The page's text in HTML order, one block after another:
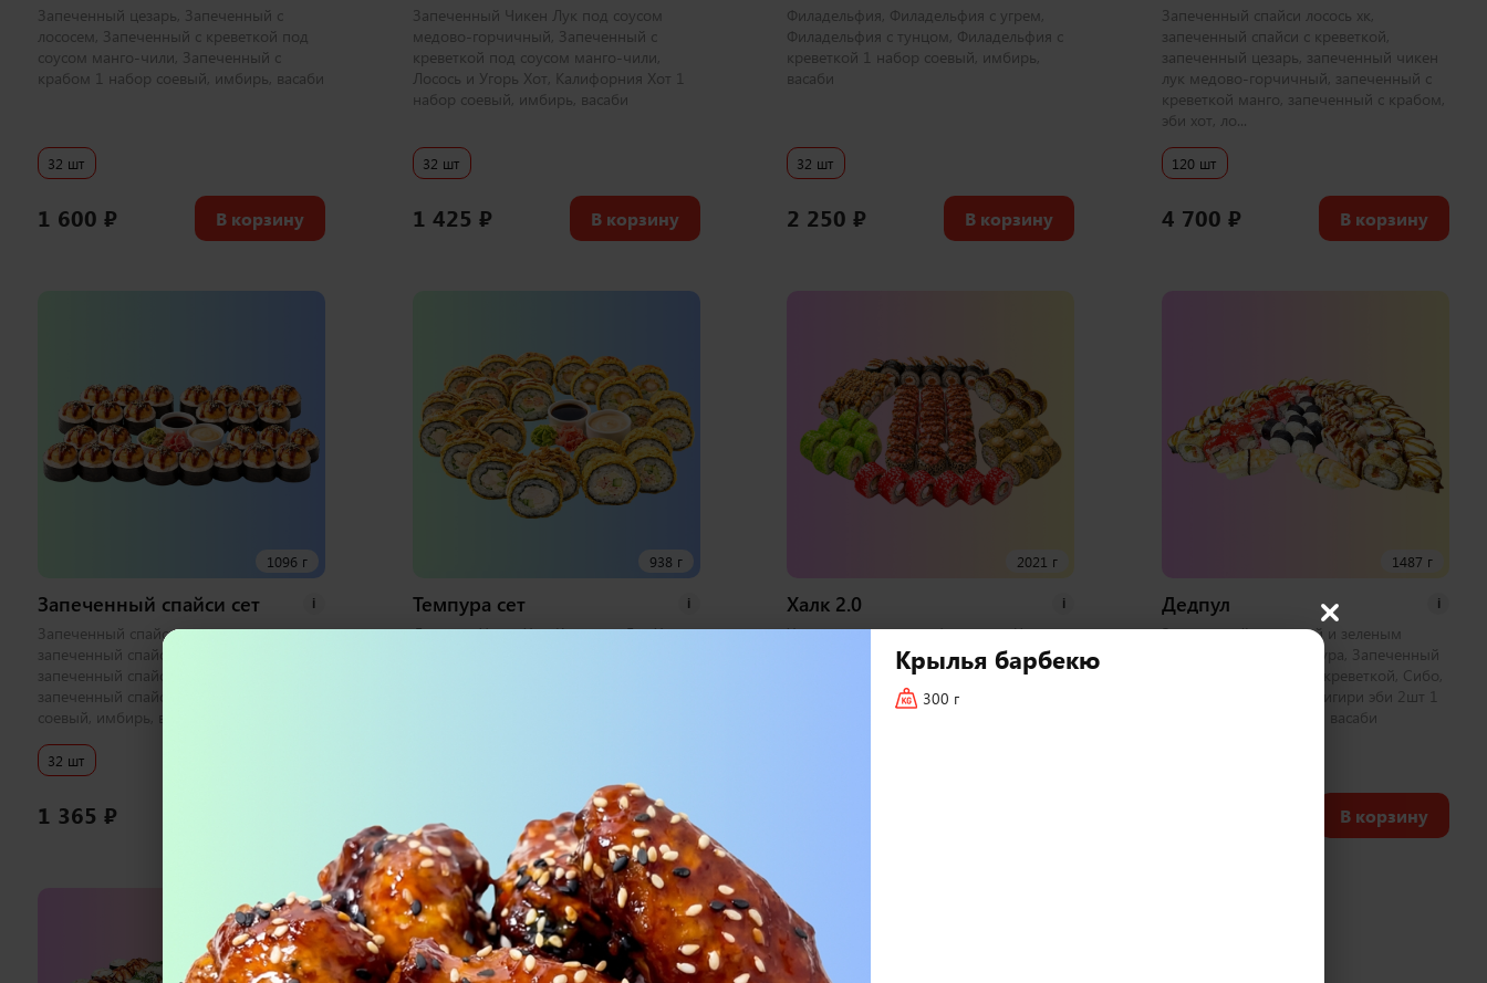
Запеченный цезарь, Запеченный с
лососем, Запеченный с креветкой под
соусом манго-чили, Запеченный с
крабом 1 набор соевый, имбирь, васаби
32 шт
1 600 ₽ В корзину
Запеченный Чикен Лук под соусом
медово-горчичный, Запеченный с
креветкой под соусом манго-чили,
Лосось и Угорь Хот, Калифорния Хот 1
набор соевый, имбирь, васаби
32 шт
1 425 ₽ В корзину
Филадельфия, Филадельфия с угрем,
Филадельфия с тунцом, Филадельфия с
креветкой 1 набор соевый, имбирь,
васаби
32 шт
2 250₽ В корзину
Запеченный спайси лосось хк,
запеченный спайси с креветкой,
запеченный цезарь, запеченный чикен
лук медово-горчичный, запеченный с
креветкой манго, запеченный с крабом,
эби хот, ло...
120 шт
4 700₽ В корзину
1096 г
Запеченный спайси сет i
Запеченный спайси с лососем хк,
запеченный спайси с тунцом,
запеченный спайси с креветкой,
запеченный спайси с курицей 1 набор
соевый, имбирь, васаби
32 шт
1 365 ₽
938 г
Темпура сет i
Лосось и Угорь Хот, Курица и Лук Хот,
В корзину
2021 г
Халк 2.0 i
Хосомаки с лососем, Фиш ролл, Чикен
фреш, Дон бекон, Сытный темпура,
Маки, Мистик темпура, Запеченный с
курицей, Запеченный спайси с крабом 2
1487 г
Дедпул i
Запеченный с курицей и зеленым
луком, Овощной темпура, Запеченный
бонито, Калифорния с креветкой, Сибо,
Хосомаки с курицей, Нигири эби 2шт 1
набор соевый, имбирь, васаби
В корзину
Крылья барбекю
300 г